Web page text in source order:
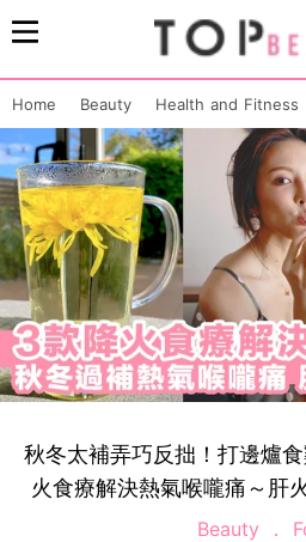
Home Beauty Health and Fitness
秋冬太補弄巧反拙！打邊爐
火食療解決熱氣喉嚨痛～肝
Beauty